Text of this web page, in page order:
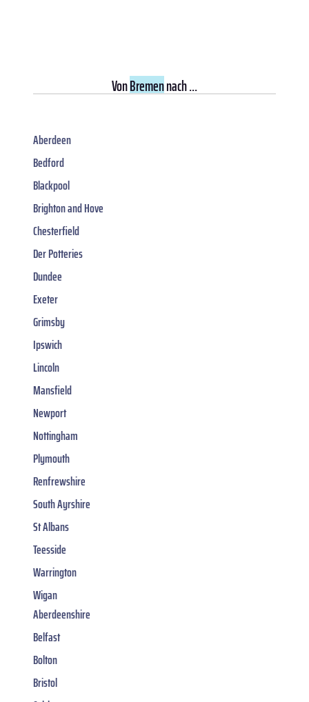
VonBremennach ...
Aberdeen
Bedford
Blackpool
Brighton and Hove
Chesterfield
Der Potteries
Dundee
Exeter
Grimsby
Ipswich
Lincoln
Mansfield
Newport
Nottingham
Plymouth
Renfrewshire
South Ayrshire
St Albans
Teesside
Warrington
Wigan
Aberdeenshire
Belfast
Bolton
Bristol